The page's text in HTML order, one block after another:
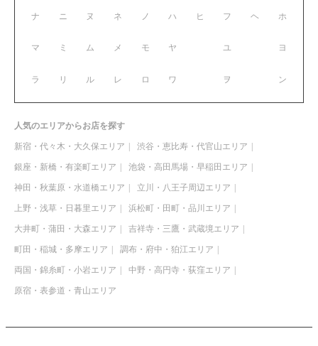
ナ ニ ヌ ネ ノ
マ ミ ム メ モ
ラ リ ル レ ロ
ハ ヒ フ ヘ ホ
ヤ ユ ヨ
ワ ヲ ン
人気のエリアからお店を探す
新宿・代々木・大久保エリア 渋谷・恵比寿・代官山エリア
銀座・新橋・有楽町エリア 池袋・高田馬場・早稲田エリア
神田・秋葉原・水道橋エリア 立川・八王子周辺エリア
上野・浅草・日暮里エリア 浜松町・田町・品川エリア
大井町・蒲田・大森エリア 吉祥寺・三鷹・武蔵境エリア
町田・稲城・多摩エリア 調布・府中・狛江エリア
両国・錦糸町・小岩エリア 中野・高円寺・荻窪エリア
原宿・表参道・青山エリア